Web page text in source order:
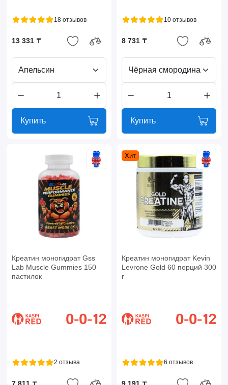
18 отзывов
13 331 ₸
Апельсин
Купить
10 отзывов
8 731 ₸
Чёрная смородина
Купить
Креатин моногидрат Gss
Lab Muscle Gummies 150
пастилок
2 отзыва
7 811 ₸
Хит
Креатин моногидрат Kevin
Levrone Gold 60 порций 300
г
6 отзывов
9 191 ₸